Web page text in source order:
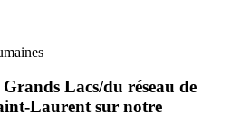
Grands Lacs/du réseau de
Laurent sur notre